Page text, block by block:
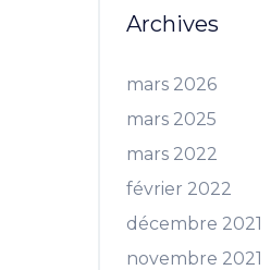
Archives
mars 2026
mars 2025
mars 2022
février 2022
décembre 2021
novembre 2021